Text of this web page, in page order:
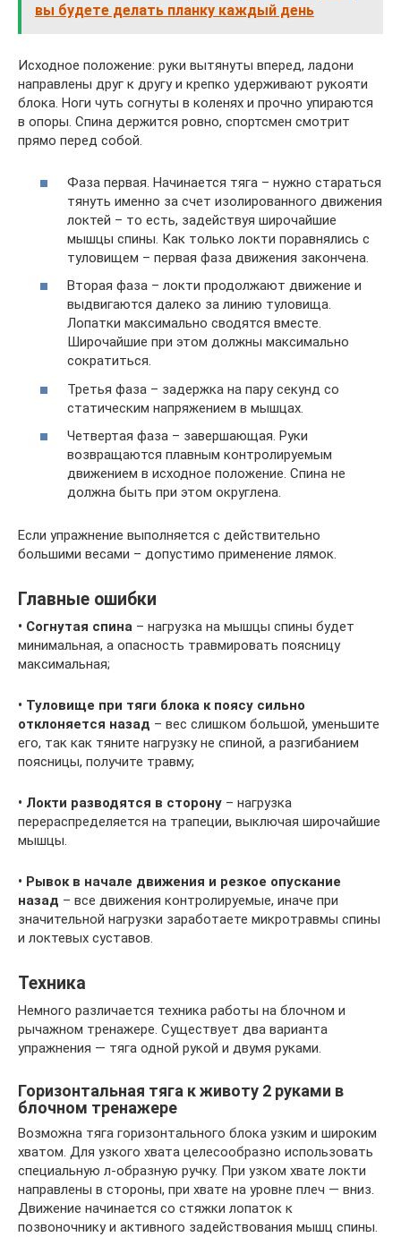
вы будете делать планку каждый день
Исходное положение: руки вытянуты вперед, ладони
направлены друг к другу и крепко удерживают рукояти
блока. Ноги чуть согнуты в коленях и прочно упираются
в опоры. Спина держится ровно, спортсмен смотрит
прямо перед собой.
Фаза первая. Начинается тяга – нужно стараться
тянуть именно за счет изолированного движения
локтей – то есть, задействуя широчайшие
мышцы спины. Как только локти поравнялись с
туловищем – первая фаза движения закончена.
Вторая фаза – локти продолжают движение и
выдвигаются далеко за линию туловища.
Лопатки максимально сводятся вместе.
Широчайшие при этом должны максимально
сократиться.
Третья фаза – задержка на пару секунд со
статическим напряжением в мышцах.
Четвертая фаза – завершающая. Руки
возвращаются плавным контролируемым
движением в исходное положение. Спина не
должна быть при этом округлена.
Если упражнение выполняется с действительно
большими весами – допустимо применение лямок.
Главные ошибки
• Согнутая спина – нагрузка на мышцы спины будет
минимальная, а опасность травмировать поясницу
максимальная;
• Туловище при тяги блока к поясу сильно
отклоняется назад – вес слишком большой, уменьшите
его, так как тяните нагрузку не спиной, а разгибанием
поясницы, получите травму;
• Локти разводятся в сторону – нагрузка
перераспределяется на трапеции, выключая широчайшие
мышцы.
• Рывок в начале движения и резкое опускание
назад – все движения контролируемые, иначе при
значительной нагрузки заработаете микротравмы спины
и локтевых суставов.
Техника
Немного различается техника работы на блочном и
рычажном тренажере. Существует два варианта
упражнения — тяга одной рукой и двумя руками.
Горизонтальная тяга к животу 2 руками в
блочном тренажере
Возможна тяга горизонтального блока узким и широким
хватом. Для узкого хвата целесообразно использовать
специальную л-образную ручку. При узком хвате локти
направлены в стороны, при хвате на уровне плеч — вниз.
Движение начинается со стяжки лопаток к
позвоночнику и активного задействования мышц спины.